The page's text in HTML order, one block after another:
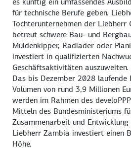
für technische Berufe geben.
Tochterunternehmen der Liebherr
betreut schwere Bau- und
Muldenkipper, Radlader oder
investiert in qualifizierten
Geschäftsaktivitäten auszuweiten.
Das bis Dezember 2028 laufende
Volumen von rund 3,9 Millionen
werden im Rahmen des
Mitteln des Bundesministeriums
Zusammenarbeit und
Liebherr Zambia investiert einen
Höhe.